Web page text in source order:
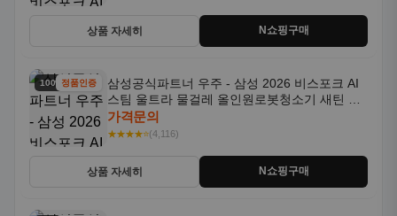
상품 자세히 N쇼핑구매
100% 할인
정품인증
삼성공식파트너 우주 - 삼성 2026 비스포크 AI
스팀 울트라 물걸레 올인원로봇청소기 새틴 차
콜 AAH
가격문의
★★★★⭐(4,116)
상품 자세히 N쇼핑구매